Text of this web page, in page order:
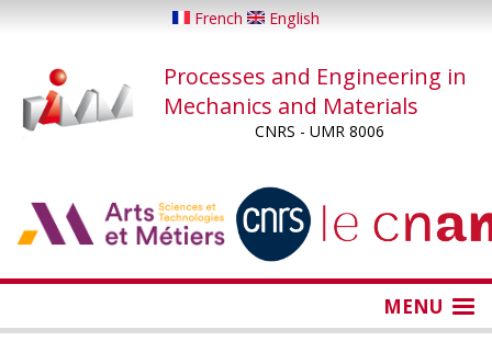
content
French English
Processes and Engineering in
Mechanics and Materials
CNRS - UMR 8006
MENU